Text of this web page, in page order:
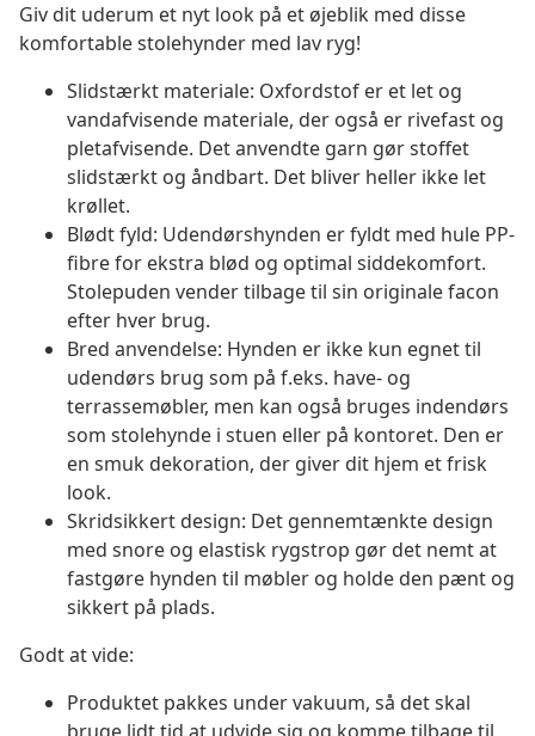
Giv dit uderum et nyt look på et øjeblik med disse
komfortable stolehynder med lav ryg!
Slidstærkt materiale: Oxfordstof er et let og
vandafvisende materiale, der også er rivefast og
pletafvisende. Det anvendte garn gør stoffet
slidstærkt og åndbart. Det bliver heller ikke let
krøllet.
Blødt fyld: Udendørshynden er fyldt med hule PP-
fibre for ekstra blød og optimal siddekomfort.
Stolepuden vender tilbage til sin originale facon
efter hver brug.
Bred anvendelse: Hynden er ikke kun egnet til
udendørs brug som på f.eks. have- og
terrassemøbler, men kan også bruges indendørs
som stolehynde i stuen eller på kontoret. Den er
en smuk dekoration, der giver dit hjem et frisk
look.
Skridsikkert design: Det gennemtænkte design
med snore og elastisk rygstrop gør det nemt at
fastgøre hynden til møbler og holde den pænt og
sikkert på plads.
Godt at vide:
Produktet pakkes under vakuum, så det skal